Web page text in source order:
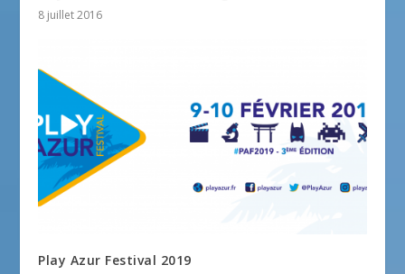
8 juillet 2016
Play Azur Festival 2019